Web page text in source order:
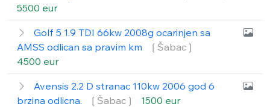
5500 eur
Golf 5 1.9 TDI 66kw 2008g ocarinjen sa
AMSS odlican sa pravim km
❲Šabac❳
4500 eur
Avensis 2.2 D stranac 110kw 2006 god 6
brzina odlicna.
❲Šabac❳ 1500 eur